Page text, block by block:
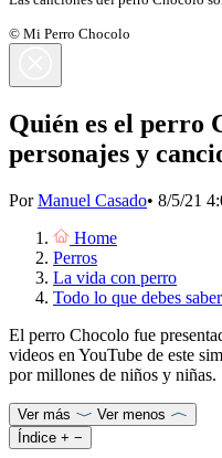
© Mi Perro Chocolo
Quién es el perro
personajes y
PorManuel Casado• 8/5/21
Home
Perros
La vida con perro
Todo lo que debes
El perro Chocolo fue
videos en YouTube de este
por millones de niños y niñas.
Ver más
Ver menos
Índice + −